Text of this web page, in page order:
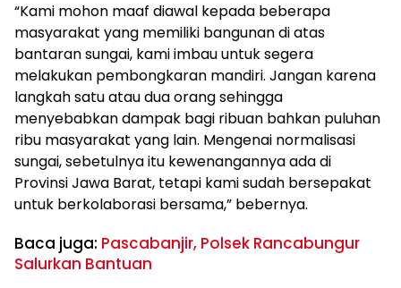
“Kami mohon maaf diawal kepada beberapa
masyarakat yang memiliki bangunan di atas
bantaran sungai, kami imbau untuk segera
melakukan pembongkaran mandiri. Jangan karena
langkah satu atau dua orang sehingga
menyebabkan dampak bagi ribuan bahkan puluhan
ribu masyarakat yang lain. Mengenai normalisasi
sungai, sebetulnya itu kewenangannya ada di
Provinsi Jawa Barat, tetapi kami sudah bersepakat
untuk berkolaborasi bersama,” bebernya.
Baca juga: Pascabanjir, Polsek Rancabungur
Salurkan Bantuan